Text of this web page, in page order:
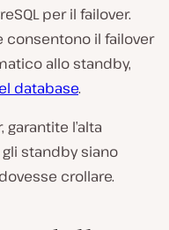
per il failover.
il failover
allo standby,
database.
l’alta
standby siano
crollare.